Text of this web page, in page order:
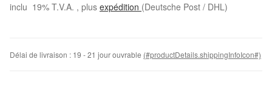
inclu 19% T.V.A. , plus expédition (Deutsche Post / DHL)
Délai de livraison : 19 - 21 jour ouvrable (#productDetails.shippingInfoIcon#)